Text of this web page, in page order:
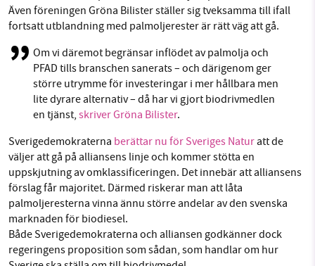
Även föreningen Gröna Bilister ställer sig tveksamma till ifall
fortsatt utblandning med palmoljerester är rätt väg att gå.
Om vi däremot begränsar inflödet av palmolja och
PFAD tills branschen sanerats – och därigenom ger
större utrymme för investeringar i mer hållbara men
lite dyrare alternativ – då har vi gjort biodrivmedlen
en tjänst, skriver Gröna Bilister.
Sverigedemokraterna berättar nu för Sveriges Naturatt de
väljer att gå på alliansens linje och kommer stötta en
uppskjutning av omklassificeringen. Det innebär att alliansens
förslag får majoritet. Därmed riskerar man att låta
palmoljeresterna vinna ännu större andelar av den svenska
marknaden för biodiesel.
Både Sverigedemokraterna och alliansen godkänner dock
regeringens proposition som sådan, som handlar om hur